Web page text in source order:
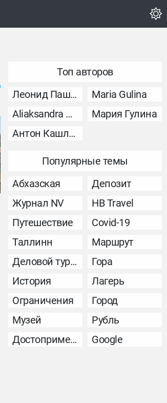
Топ авторов
Леонид Пашковский
Maria Gulina
Aliaksandra Murashka
Мария Гулина
Антон Кашликов
Популярные темы
Абхазская
Депозит
Журнал NV
НВ Travel
Путешествие
Covid-19
Таллинн
Маршрут
Деловой туризм
Гора
История
Лагерь
Ограничения
Город
Музей
Рубль
Достопримечательность
Google